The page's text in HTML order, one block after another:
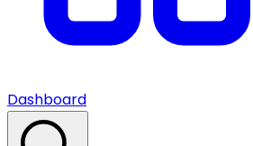
Dashboard